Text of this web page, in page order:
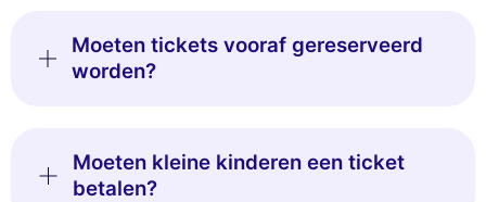
Moeten tickets vooraf gereserveerd
worden?
Moeten kleine kinderen een ticket
betalen?